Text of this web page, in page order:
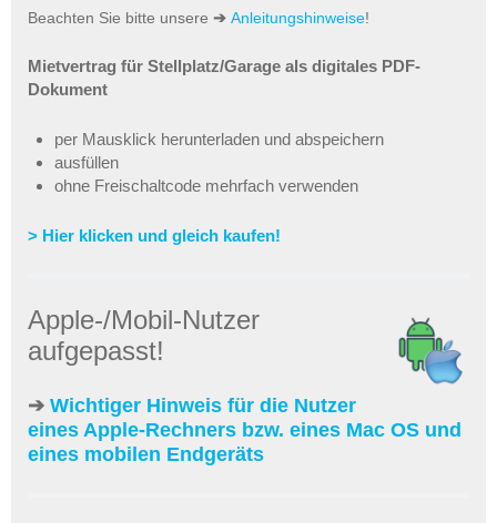
Beachten Sie bitte unsere ➔ Anleitungshinweise!
Mietvertrag für Stellplatz/Garage als digitales PDF-
Dokument
per Mausklick herunterladen und abspeichern
ausfüllen
ohne Freischaltcode mehrfach verwenden
> Hier klicken und gleich kaufen!
Apple-/Mobil-Nutzer
aufgepasst!
➔ Wichtiger Hinweis für die Nutzer
eines Apple-Rechners bzw. eines Mac OS und
eines mobilen Endgeräts